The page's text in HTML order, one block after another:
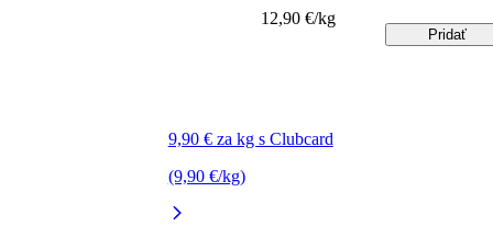
9,90 € za kg s Clubcard
(9,90 €/kg)
12,90 €/kg
Pridať